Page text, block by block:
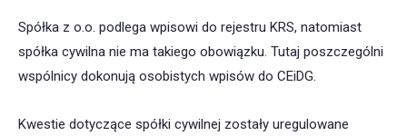
Spółka z o.o. podlega wpisowi do rejestru KRS, natomiast
spółka cywilna nie ma takiego obowiązku. Tutaj poszczególni
wspólnicy dokonują osobistych wpisów do CEiDG.
Kwestie dotyczące spółki cywilnej zostały uregulowane